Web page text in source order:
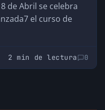
de Abril se celebra
el curso de
2 min de lectura 0